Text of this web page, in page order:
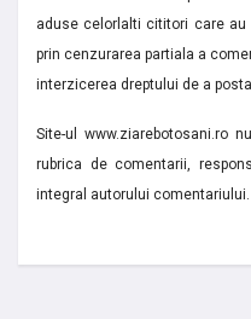
aduse celorlalti cititori care
prin cenzurarea partiala a
interzicerea dreptului de a
Site-ul www.ziarebotosani.ro
rubrica de comentarii,
integral autorului comentariului.